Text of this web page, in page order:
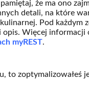
że ma ono
detali, na które
Pod każdym
opis. Więcej informacji
myREST.
to zoptymalizowałeś